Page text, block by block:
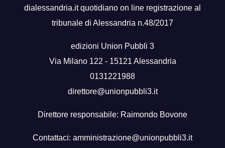
dialessandria.it quotidiano on line registrazione al
tribunale di Alessandria n.48/2017
edizioni Union Pubbli 3
Via Milano 122 - 15121 Alessandria
0131221988
direttore@unionpubbli3.it
Direttore responsabile: Raimondo Bovone
Contattaci: amministrazione@unionpubbli3.it